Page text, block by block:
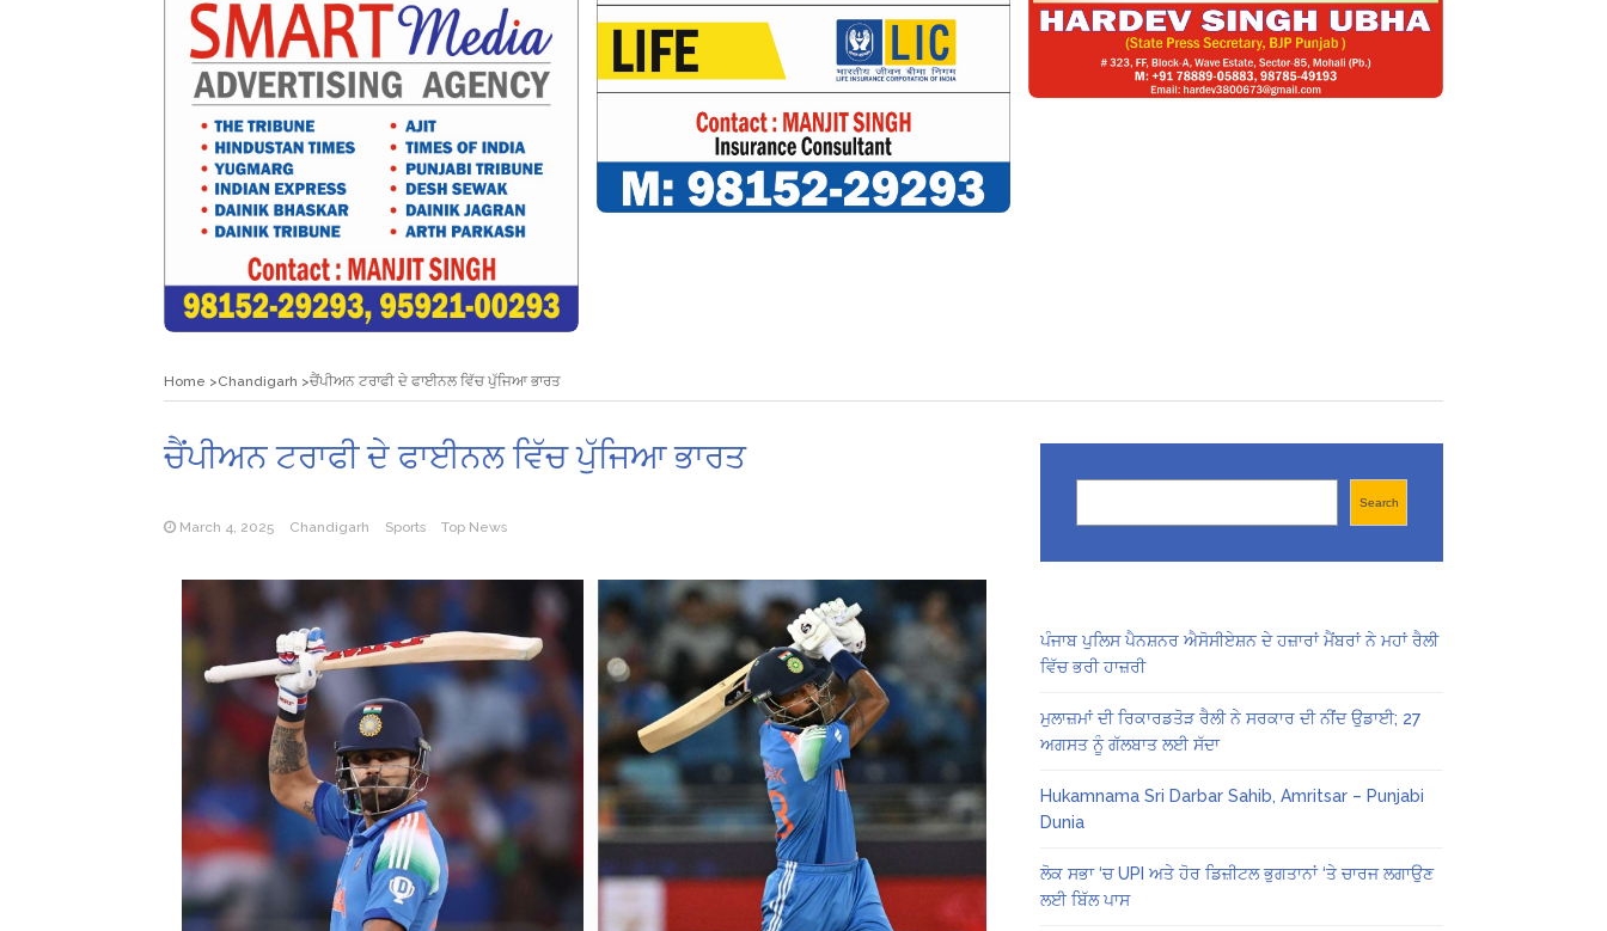
Home Chandigarh ਚੈਂਪੀਅਨ ਟਰਾਫੀ ਦੇ ਫਾਈਨਲ ਵਿੱਚ ਪੁੱਜਿਆ ਭਾਰਤ
ਚੈਂਪੀਅਨ ਟਰਾਫੀ ਦੇ ਫਾਈਨਲ ਵਿੱਚ ਪੁੱਜਿਆ ਭਾਰਤ
March 4, 2025 Chandigarh Sports Top News
Search
ਪੰਜਾਬ ਪੁਲਿਸ ਪੈਨਸ਼ਨਰ ਐਸੋਸੀਏਸ਼ਨ ਦੇ ਹਜ਼ਾਰਾਂ ਮੈਂਬਰਾਂ ਨੇ ਮਹਾਂ ਰੈਲੀ
ਵਿੱਚ ਭਰੀ ਹਾਜ਼ਰੀ
ਮੁਲਾਜ਼ਮਾਂ ਦੀ ਰਿਕਾਰਡਤੋੜ ਰੈਲੀ ਨੇ ਸਰਕਾਰ ਦੀ ਨੀਂਦ ਉਡਾਈ; 27
ਅਗਸਤ ਨੂੰ ਗੱਲਬਾਤ ਲਈ ਸੱਦਾ
Hukamnama Sri Darbar Sahib, Amritsar – Punjabi
Dunia
ਲੋਕ ਸਭਾ ‘ਚ UPI ਅਤੇ ਹੋਰ ਡਿਜ਼ੀਟਲ ਭੁਗਤਾਨਾਂ ‘ਤੇ ਚਾਰਜ ਲਗਾਉਣ
ਲਈ ਬਿੱਲ ਪਾਸ